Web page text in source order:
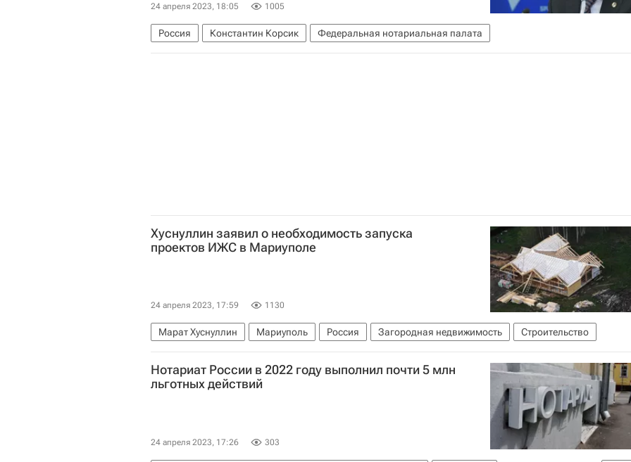
24 апреля 2023, 18:05 1005
Россия Константин Корсик Федеральная нотариальная палата
Хуснуллин заявил о необходимость запуска
проектов ИЖС в Мариуполе
24 апреля 2023, 17:59 1130
Марат Хуснуллин Мариуполь Россия Загородная недвижимость Строительство
Нотариат России в 2022 году выполнил почти 5 млн
льготных действий
24 апреля 2023, 17:26 303